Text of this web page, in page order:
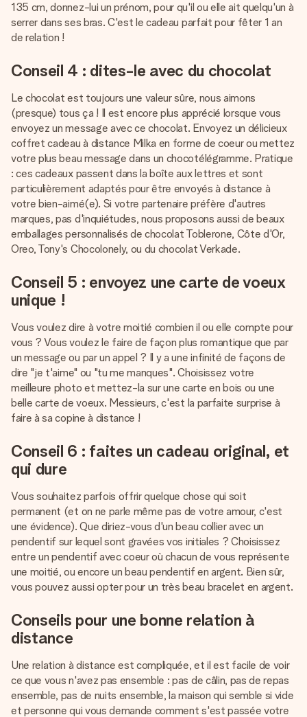
135 cm, donnez-lui un prénom, pour qu'il ou elle ait quelqu'un à
serrer dans ses bras. C'est le cadeau parfait pour fêter 1 an
de relation !
Conseil 4 : dites-le avec du chocolat
Le chocolat est toujours une valeur sûre, nous aimons
(presque) tous ça ! Il est encore plus apprécié lorsque vous
envoyez un message avec ce chocolat. Envoyez un délicieux
coffret cadeau à distance Milka en forme de coeur ou mettez
votre plus beau message dans un chocotélégramme. Pratique
: ces cadeaux passent dans la boîte aux lettres et sont
particulièrement adaptés pour être envoyés à distance à
votre bien-aimé(e). Si votre partenaire préfère d'autres
marques, pas d'inquiétudes, nous proposons aussi de beaux
emballages personnalisés de chocolat Toblerone, Côte d'Or,
Oreo, Tony's Chocolonely, ou du chocolat Verkade.
Conseil 5 : envoyez une carte de voeux
unique !
Vous voulez dire à votre moitié combien il ou elle compte pour
vous ? Vous voulez le faire de façon plus romantique que par
un message ou par un appel ? Il y a une infinité de façons de
dire "je t'aime" ou "tu me manques". Choisissez votre
meilleure photo et mettez-la sur une carte en bois ou une
belle carte de voeux. Messieurs, c'est la parfaite surprise à
faire à sa copine à distance !
Conseil 6 : faites un cadeau original, et
qui dure
Vous souhaitez parfois offrir quelque chose qui soit
permanent (et on ne parle même pas de votre amour, c'est
une évidence). Que diriez-vous d'un beau collier avec un
pendentif sur lequel sont gravées vos initiales ? Choisissez
entre un pendentif avec coeur où chacun de vous représente
une moitié, ou encore un beau pendentif en argent. Bien sûr,
vous pouvez aussi opter pour un très beau bracelet en argent.
Conseils pour une bonne relation à
distance
Une relation à distance est compliquée, et il est facile de voir
ce que vous n'avez pas ensemble : pas de câlin, pas de repas
ensemble, pas de nuits ensemble, la maison qui semble si vide
et personne qui vous demande comment s'est passée votre